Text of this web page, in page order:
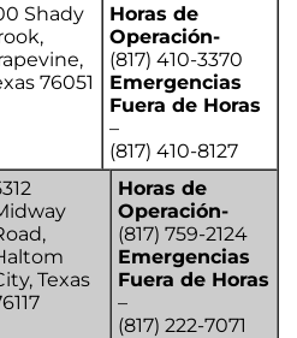
Shady
76051
Horas de
Operación-
(817) 410-3370
Emergencias
Fuera de Horas
–
(817) 410-8127
Texas
Horas de
Operación-
(817) 759-2124
Emergencias
Fuera de Horas
–
(817) 222-7071